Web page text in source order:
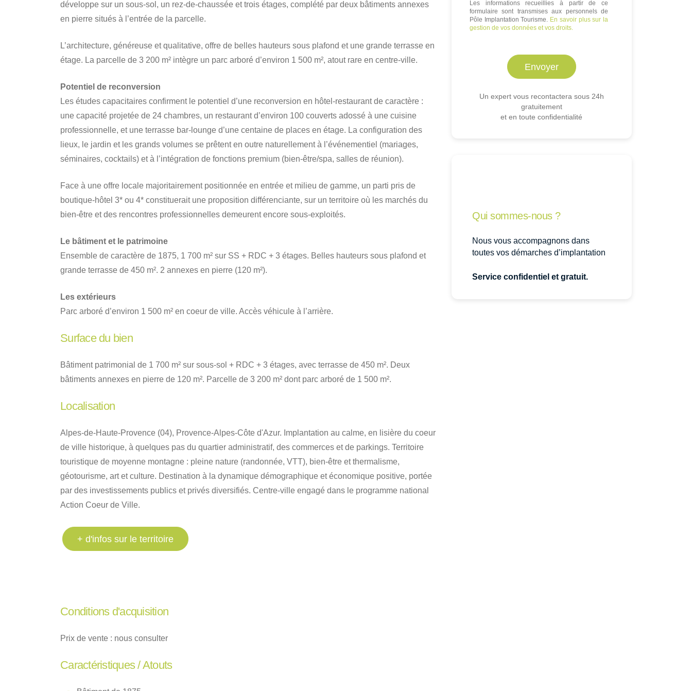
développe sur un sous-sol, un rez-de-chaussée et trois étages, complété par deux bâtiments annexes
en pierre situés à l’entrée de la parcelle.
L’architecture, généreuse et qualitative, offre de belles hauteurs sous plafond et une grande terrasse en
étage. La parcelle de 3 200 m² intègre un parc arboré d’environ 1 500 m², atout rare en centre-ville.
Potentiel de reconversion
Les études capacitaires confirment le potentiel d’une reconversion en hôtel-restaurant de caractère :
une capacité projetée de 24 chambres, un restaurant d’environ 100 couverts adossé à une cuisine
professionnelle, et une terrasse bar-lounge d’une centaine de places en étage. La configuration des
lieux, le jardin et les grands volumes se prêtent en outre naturellement à l’événementiel (mariages,
séminaires, cocktails) et à l’intégration de fonctions premium (bien-être/spa, salles de réunion).
Face à une offre locale majoritairement positionnée en entrée et milieu de gamme, un parti pris de
boutique-hôtel 3* ou 4* constituerait une proposition différenciante, sur un territoire où les marchés du
bien-être et des rencontres professionnelles demeurent encore sous-exploités.
Le bâtiment et le patrimoine
Ensemble de caractère de 1875, 1 700 m² sur SS + RDC + 3 étages. Belles hauteurs sous plafond et
grande terrasse de 450 m². 2 annexes en pierre (120 m²).
Les extérieurs
Parc arboré d’environ 1 500 m² en coeur de ville. Accès véhicule à l’arrière.
Surface du bien
Bâtiment patrimonial de 1 700 m² sur sous-sol + RDC + 3 étages, avec terrasse de 450 m². Deux
bâtiments annexes en pierre de 120 m². Parcelle de 3 200 m² dont parc arboré de 1 500 m².
Localisation
Alpes-de-Haute-Provence (04), Provence-Alpes-Côte d'Azur. Implantation au calme, en lisière du coeur
de ville historique, à quelques pas du quartier administratif, des commerces et de parkings. Territoire
touristique de moyenne montagne : pleine nature (randonnée, VTT), bien-être et thermalisme,
géotourisme, art et culture. Destination à la dynamique démographique et économique positive, portée
par des investissements publics et privés diversifiés. Centre-ville engagé dans le programme national
Action Coeur de Ville.
+ d'infos sur le territoire
Conditions d'acquisition
Prix de vente : nous consulter
Caractéristiques / Atouts
Les informations recueillies à partir de ce
formulaire sont transmises aux personnels de
Pôle Implantation Tourisme. En savoir plus sur la
gestion de vos données et vos droits.
Un expert vous recontactera sous 24h
gratuitement
et en toute confidentialité
Qui sommes-nous ?
Nous vous accompagnons dans
toutes vos démarches d’implantation
Service confidentiel et gratuit.